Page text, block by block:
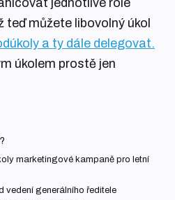
jednotlivé role
teď můžete libovolný úkol
a ty dále delegovat.
úkolem prostě jen
marketingové kampaně pro letní
vedení generálního ředitele